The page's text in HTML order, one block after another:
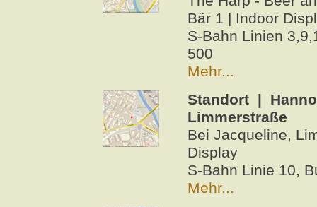
Bär 1 | Indoor
S-Bahn Linien
500
Mehr...
Standort |
Limmerstraße
Bei Jacqueline,
Display
S-Bahn Linie 10,
Mehr...